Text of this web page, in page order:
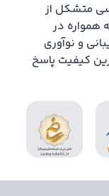
متشکل از
همواره در
و نوآوری
کیفیت پاسخ